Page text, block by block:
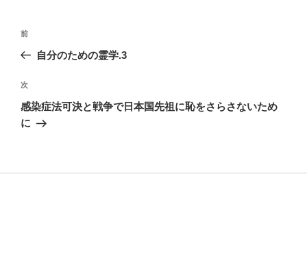
ビ
ゲ
ー
前
の
稿
前
自分のための霊学.3
次
の
投
次
感染症法可決と戦争で日本国先祖に恥をさらさないため
に